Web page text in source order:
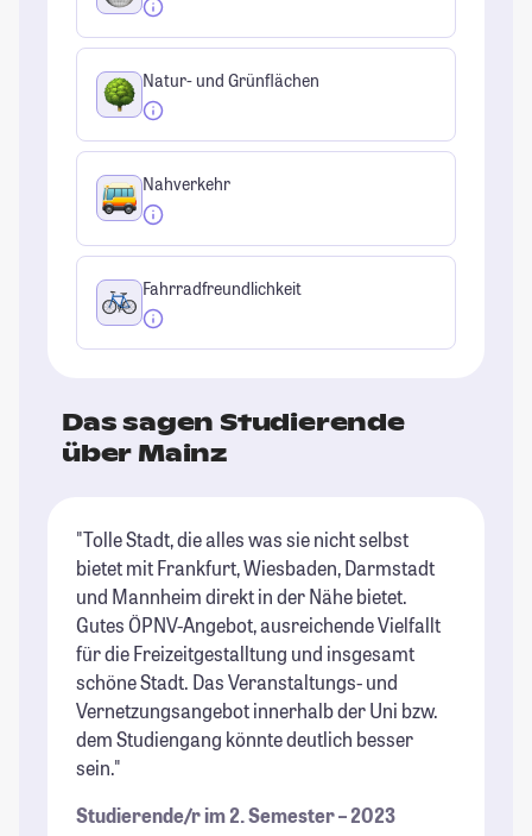
Natur- und Grünflächen
Nahverkehr
Fahrradfreundlichkeit
Das sagen Studierende
über Mainz
"Tolle Stadt, die alles was sie nicht selbst
bietet mit Frankfurt, Wiesbaden, Darmstadt
und Mannheim direkt in der Nähe bietet.
Gutes ÖPNV-Angebot, ausreichende Vielfallt
für die Freizeitgestalltung und insgesamt
schöne Stadt. Das Veranstaltungs- und
Vernetzungsangebot innerhalb der Uni bzw.
dem Studiengang könnte deutlich besser
sein."
Studierende/r im 2. Semester – 2023